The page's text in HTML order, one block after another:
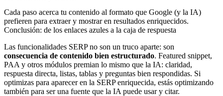
Cada paso acerca tu contenido al formato que Google (y la IA)
prefieren para extraer y mostrar en resultados enriquecidos.
Conclusión: de los enlaces azules a la caja de respuesta
Las funcionalidades SERP no son un truco aparte: son
consecuencia de contenido bien estructurado. Featured snippet,
PAA y otros módulos premian lo mismo que la IA: claridad,
respuesta directa, listas, tablas y preguntas bien respondidas. Si
optimizas para aparecer en la SERP enriquecida, estás optimizando
también para ser una fuente que la IA puede usar y citar.